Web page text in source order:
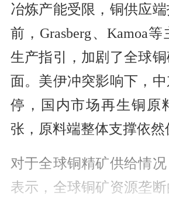
冶炼产能受限，铜供应
前，Grasberg、Kamoa
生产指引，加剧了全球
面。美伊冲突影响下，
停，国内市场再生铜原
张，原料端整体支撑依然
对于全球铜精矿供给情况
表示，全球铜矿资源垄